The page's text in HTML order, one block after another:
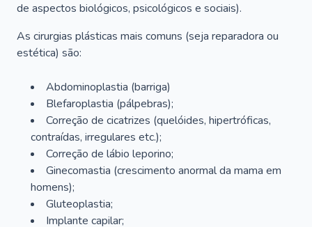
de aspectos biológicos, psicológicos e sociais).
As cirurgias plásticas mais comuns (seja reparadora ou
estética) são:
Abdominoplastia (barriga)
Blefaroplastia (pálpebras);
Correção de cicatrizes (quelóides, hipertróficas,
contraídas, irregulares etc.);
Correção de lábio leporino;
Ginecomastia (crescimento anormal da mama em
homens);
Gluteoplastia;
Implante capilar;